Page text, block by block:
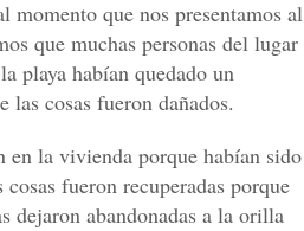
que nos presentamos al
que muchas personas del lugar
playa habían quedado un
cosas fueron dañados.
en la vivienda porque habían sido
fueron recuperadas porque
dejaron abandonadas a la orilla